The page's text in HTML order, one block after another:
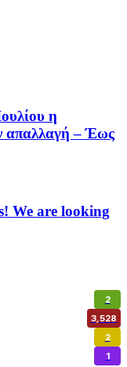
η
απαλλαγή – Έως
We are looking
2
3,528
2
1